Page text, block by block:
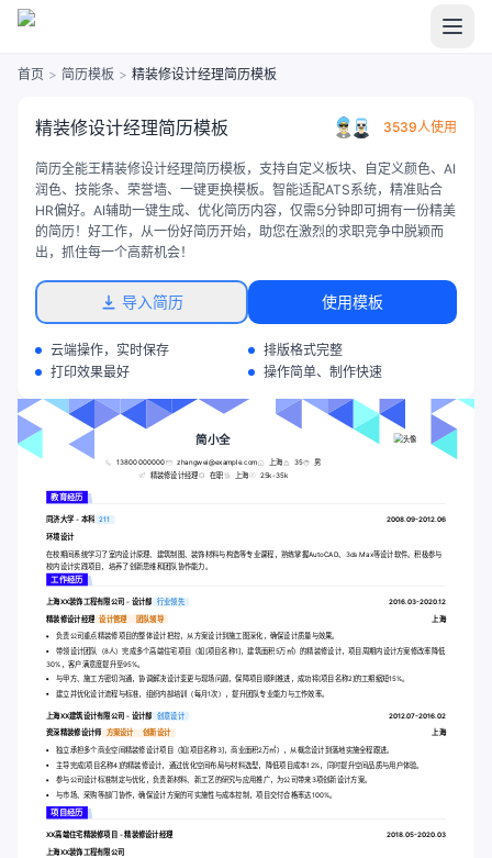
首页 > 简历模板 > 精装修设计经理简历模板
精装修设计经理简历模板 3539人使用
简历全能王精装修设计经理简历模板，支持自定义板块、自定义颜色、AI
润色、技能条、荣誉墙、一键更换模板。智能适配ATS系统，精准贴合
HR偏好。AI辅助一键生成、优化简历内容，仅需5分钟即可拥有一份精美
的简历！好工作，从一份好简历开始，助您在激烈的求职竞争中脱颖而
出，抓住每一个高薪机会！
导入简历 使用模板
云端操作，实时保存
排版格式完整
打印效果最好
操作简单、制作快速
简小全
13800000000 zhangwei@example.com 上海 35
男
精装修设计经理
在职 上海 25k-35k
教育经历
同济大学 - 本科 211
2008.09-2012.06
环境设计
在校期间系统学习了室内设计原理、建筑制图、装饰材料与构造等专业课程，熟练掌握AutoCAD、3ds Max等设计软件。积极参与
校内设计实践项目，培养了创新思维和团队协作能力。
工作经历
上海XX装饰工程有限公司 - 设计部 行业领先
2016.03-2020.12
精装修设计经理 设计管理 团队领导 上海
负责公司重点精装修项目的整体设计把控，从方案设计到施工图深化，确保设计质量与效果。
带领设计团队（8人）完成多个高端住宅项目（如[项目名称1]，建筑面积5万㎡）的精装修设计，项目周期内设计方案修改率降低
30%，客户满意度提升至95%。
与甲方、施工方密切沟通，协调解决设计变更与现场问题，保障项目顺利推进，成功将[项目名称2]的工期缩短15%。
建立并优化设计流程与标准，组织内部培训（每月1次），提升团队专业能力与工作效率。
上海XX建筑设计有限公司 - 设计部 创意设计 2012.07-2016.02
资深精装修设计师 方案设计 创新设计
上海
独立承担多个商业空间精装修设计项目（如[项目名称3]，商业面积2万㎡），从概念设计到落地实施全程跟进。
主导完成[项目名称4]的精装修设计，通过优化空间布局与材料选型，降低项目成本12%，同时提升空间品质与用户体验。
参与公司设计标准制定与优化，负责新材料、新工艺的研究与应用推广，为公司带来3项创新设计方案。
与市场、采购等部门协作，确保设计方案的可实施性与成本控制，项目交付合格率达100%。
项目经历
XX高端住宅精装修项目 - 精装修设计经理 2018.05-2020.03
上海XX装饰工程有限公司